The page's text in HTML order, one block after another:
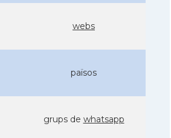
webs
països
grups de whatsapp